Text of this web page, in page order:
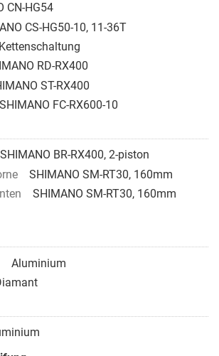
CN-HG54
CS-HG50-10, 11-36T
Kettenschaltung
RD-RX400
ST-RX400
SHIMANO FC-RX600-10
SHIMANO BR-RX400, 2-piston
SHIMANO SM-RT30, 160mm
SHIMANO SM-RT30, 160mm
Aluminium